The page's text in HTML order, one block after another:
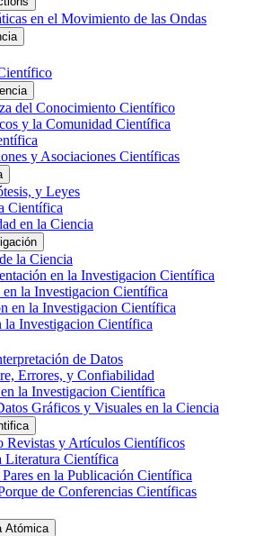
en el Movimiento de las Ondas
del Conocimiento Científico
y la Comunidad Científica
y Asociaciones Científicas
y Leyes
Científica
en la Ciencia
la Ciencia
en la Investigacion Científica
la Investigacion Científica
en la Investigacion Científica
la Investigacion Científica
de Datos
Errores, y Confiabilidad
la Investigacion Científica
Gráficos y Visuales en la Ciencia
Revistas y Artículos Científicos
Literatura Científica
en la Publicación Científica
de Conferencias Científicas
Atómica